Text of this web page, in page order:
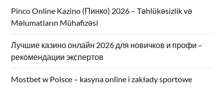
Pinco Online Kazino (Пинко) 2026 – Təhlükəsizlik və
Məlumatların Mühafizəsi
Лучшие казино онлайн 2026 для новичков и профи –
рекомендации экспертов
Mostbet w Polsce – kasyna online i zakłady sportowe